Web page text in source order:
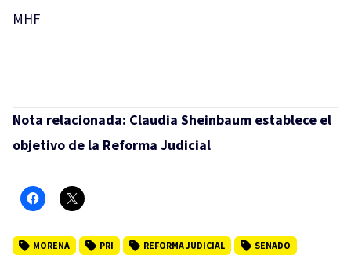
MHF
Nota relacionada: Claudia Sheinbaum establece el
objetivo de la Reforma Judicial
MORENA PRI REFORMA JUDICIAL SENADO